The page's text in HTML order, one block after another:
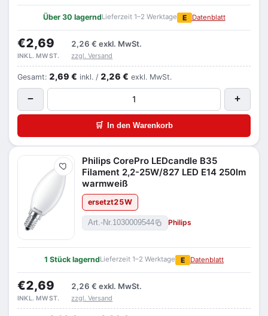
Über 30 lagerndLieferzeit 1–2 Werktage E Datenblatt
€2,69 2,26 € exkl. MwSt.
INKL. MWST. zzgl. Versand
Gesamt: 2,69 € inkl. / 2,26 € exkl. MwSt.
− +
🛒 In den Warenkorb
Merken
Philips CorePro LEDcandle B35
Filament 2,2-25W/827 LED E14 250lm
warmweiß
ersetzt25W
Art.-Nr.1030009544 Philips
1 Stück lagerndLieferzeit 1–2 Werktage E Datenblatt
€2,69 2,26 € exkl. MwSt.
INKL. MWST. zzgl. Versand